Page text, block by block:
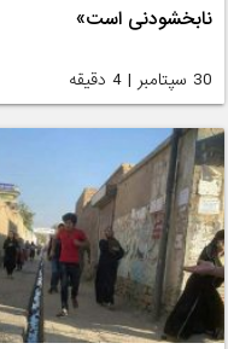
نابخشودنی است»
30 سپتامبر | 4 دقیقه